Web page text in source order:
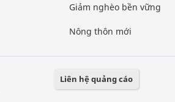
Giảm nghèo bền vững
Nông thôn mới
Liên hệ quảng cáo